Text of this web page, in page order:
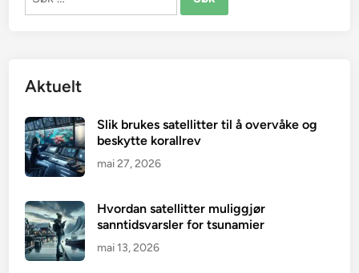
Aktuelt
Slik brukes satellitter til å overvåke og
beskytte korallrev
mai 27, 2026
Hvordan satellitter muliggjør
sanntidsvarsler for tsunamier
mai 13, 2026